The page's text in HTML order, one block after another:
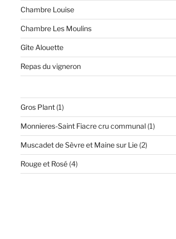
Chambre Louise
Chambre Les Moulins
Gîte Alouette
Repas du vigneron
Gros Plant 11
produit
Monnieres-Saint Fiacre cru communal 11
produit
Muscadet de Sèvre et Maine sur Lie 22
produits
Rouge et Rosé 44
produits